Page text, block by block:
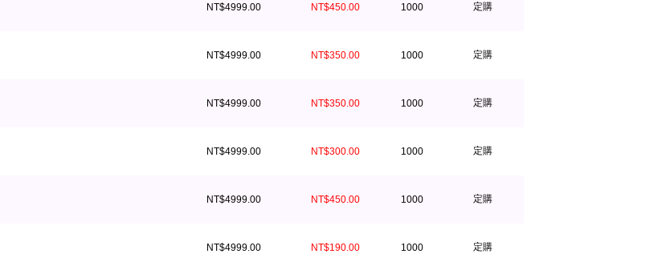
NT$4999.00 NT$450.00 1000 定購
NT$4999.00 NT$350.00 1000 定購
NT$4999.00 NT$350.00 1000 定購
NT$4999.00 NT$300.00 1000 定購
NT$4999.00 NT$450.00 1000 定購
NT$4999.00 NT$190.00 1000 定購